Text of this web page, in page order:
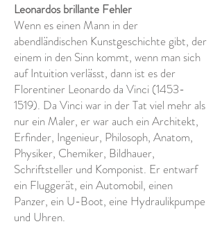
Leonardos brillante Fehler
Wenn es einen Mann in der
abendländischen Kunstgeschichte gibt, der
einem in den Sinn kommt, wenn man sich
auf Intuition verlässt, dann ist es der
Florentiner Leonardo da Vinci (1453-
1519). Da Vinci war in der Tat viel mehr als
nur ein Maler, er war auch ein Architekt,
Erfinder, Ingenieur, Philosoph, Anatom,
Physiker, Chemiker, Bildhauer,
Schriftsteller und Komponist. Er entwarf
ein Fluggerät, ein Automobil, einen
Panzer, ein U-Boot, eine Hydraulikpumpe
und Uhren.